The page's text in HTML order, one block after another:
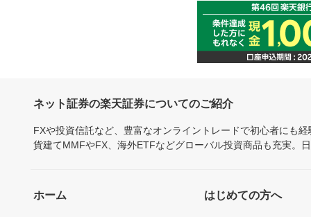
ネット証券の楽天証券についてのご紹介
FXや投資信託など、豊富なオンライントレードで初心者にも
貨建てMMFやFX、海外ETFなどグローバル投資商品も充実。
ホーム はじめての方へ